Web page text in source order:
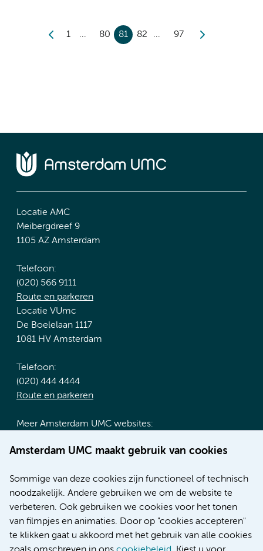
Amsterdam UMC maakt gebruik van cookies
Sommige van deze cookies zijn functioneel of technisch
noodzakelijk. Andere gebruiken we om de website te
verbeteren. Ook gebruiken we cookies voor het tonen
van filmpjes en animaties. Door op "cookies accepteren"
te klikken gaat u akkoord met het gebruik van alle cookies
1 80 81 82 97
Locatie AMC
Meibergdreef 9
1105 AZ Amsterdam
Telefoon:
(020) 566 9111
Route en parkeren
Locatie VUmc
De Boelelaan 1117
1081 HV Amsterdam
Telefoon:
(020) 444 4444
Route en parkeren
Meer Amsterdam UMC websites:
Werken bij Amsterdam UMC
Nieuws
Research
Educatie locatie AMC
Educatie locatie VUmc